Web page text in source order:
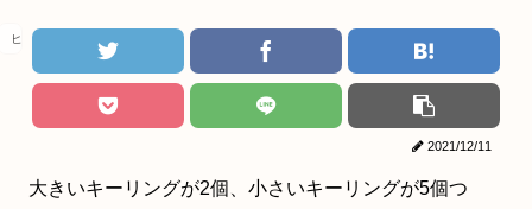
ヒロアカ
2021/12/11
大きいキーリングが2個、小さいキーリングが5個つ